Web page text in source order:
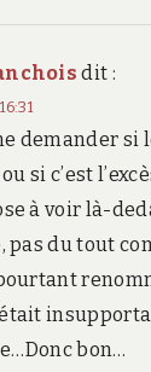
dit :
demander si
si c’est
à voir là-
pas du tout
bon…